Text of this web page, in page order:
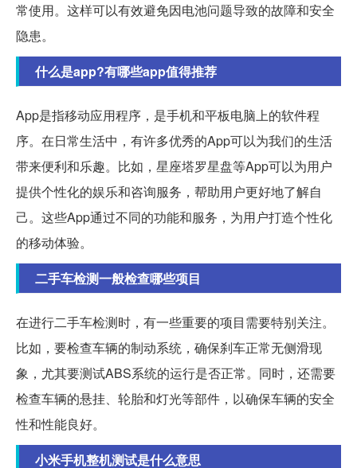
常使用。这样可以有效避免因电池问题导致的故障和安全
隐患。
什么是app?有哪些app值得推荐
App是指移动应用程序，是手机和平板电脑上的软件程
序。在日常生活中，有许多优秀的App可以为我们的生活
带来便利和乐趣。比如，星座塔罗星盘等App可以为用户
提供个性化的娱乐和咨询服务，帮助用户更好地了解自
己。这些App通过不同的功能和服务，为用户打造个性化
的移动体验。
二手车检测一般检查哪些项目
在进行二手车检测时，有一些重要的项目需要特别关注。
比如，要检查车辆的制动系统，确保刹车正常无侧滑现
象，尤其要测试ABS系统的运行是否正常。同时，还需要
检查车辆的悬挂、轮胎和灯光等部件，以确保车辆的安全
性和性能良好。
小米手机整机测试是什么意思